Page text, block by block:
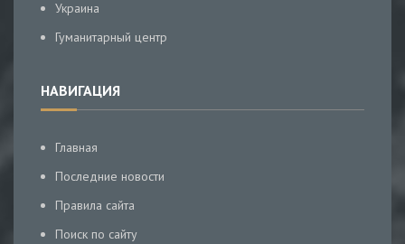
Украина
Гуманитарный центр
НАВИГАЦИЯ
Главная
Последние новости
Правила сайта
Поиск по сайту